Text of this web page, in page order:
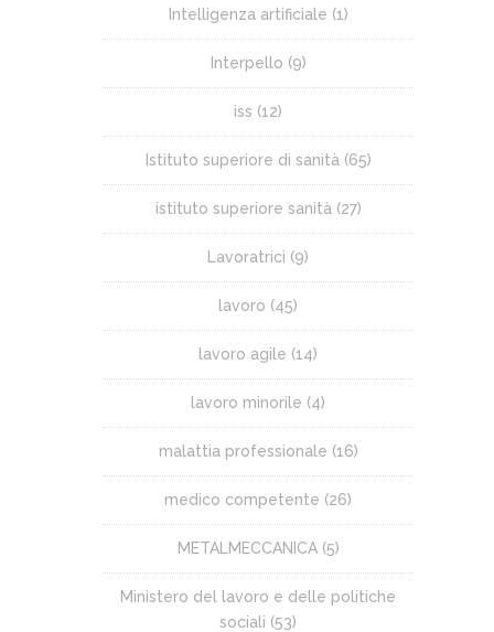
Intelligenza artificiale (1)
Interpello (9)
iss (12)
Istituto superiore di sanità (65)
istituto superiore sanità (27)
Lavoratrici (9)
lavoro (45)
lavoro agile (14)
lavoro minorile (4)
malattia professionale (16)
medico competente (26)
METALMECCANICA(5)
Ministero del lavoro e delle politiche
sociali (53)